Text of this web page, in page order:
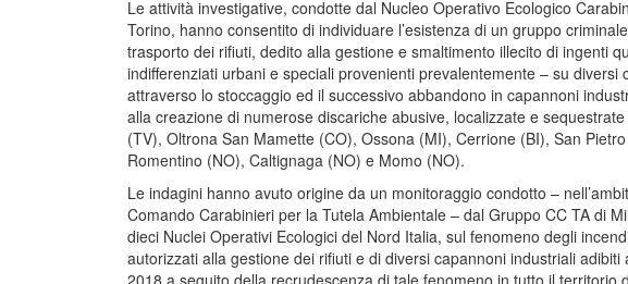
Le attività investigative, condotte dal Nucleo Operativo Ecologico
Torino, hanno consentito di individuare l’esistenza di un gruppo
trasporto dei rifiuti, dedito alla gestione e smaltimento illecito di ingenti
indifferenziati urbani e speciali provenienti prevalentemente – su diversi
attraverso lo stoccaggio ed il successivo abbandono in capannoni
alla creazione di numerose discariche abusive, localizzate e
(TV), Oltrona San Mamette (CO), Ossona (MI), Cerrione (BI), San
Romentino (NO), Caltignaga (NO) e Momo (NO).
Le indagini hanno avuto origine da un monitoraggio condotto –
Comando Carabinieri per la Tutela Ambientale – dal Gruppo CC TA di
dieci Nuclei Operativi Ecologici del Nord Italia, sul fenomeno degli
autorizzati alla gestione dei rifiuti e di diversi capannoni industriali
2018 a seguito della recrudescenza di tale fenomeno in tutto il territorio